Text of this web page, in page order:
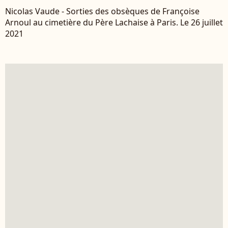
Nicolas Vaude - Sorties des obsèques de Françoise
Arnoul au cimetière du Père Lachaise à Paris. Le 26 juillet
2021